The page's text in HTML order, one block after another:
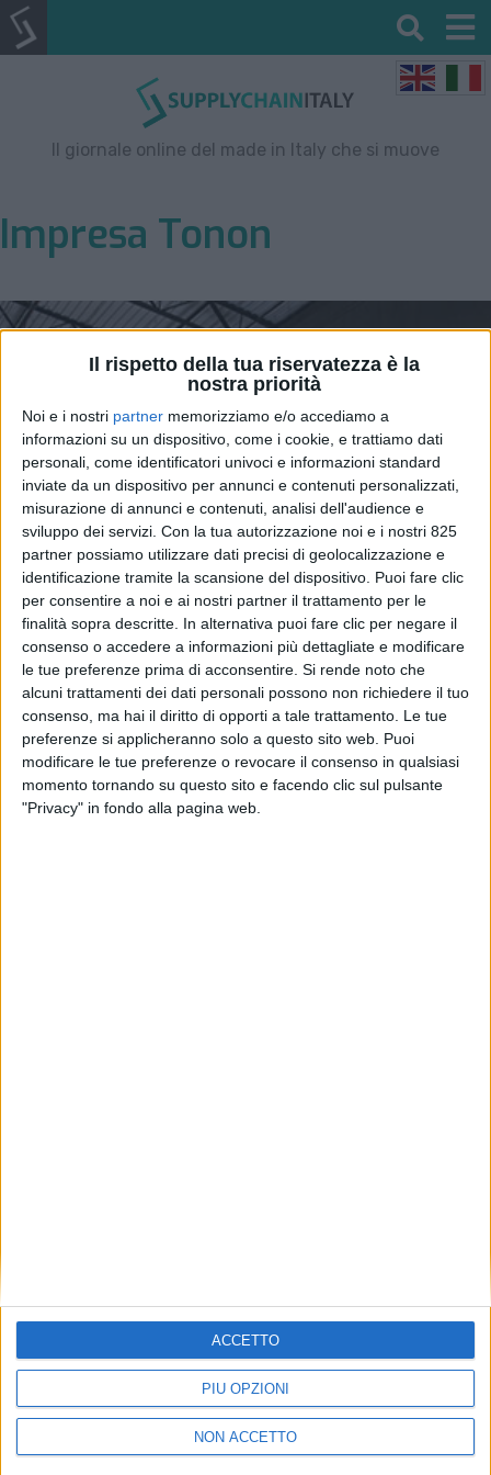
Il rispetto della tua riservatezza è la
nostra priorità
Noi e i nostri partner memorizziamo e/o accediamo a
informazioni su un dispositivo, come i cookie, e trattiamo dati
personali, come identificatori univoci e informazioni standard
inviate da un dispositivo per annunci e contenuti personalizzati,
misurazione di annunci e contenuti, analisi dell'audience e
sviluppo dei servizi. Con la tua autorizzazione noi e i nostri 825
partner possiamo utilizzare dati precisi di geolocalizzazione e
identificazione tramite la scansione del dispositivo. Puoi fare clic
per consentire a noi e ai nostri partner il trattamento per le
finalità sopra descritte. In alternativa puoi fare clic per negare il
consenso o accedere a informazioni più dettagliate e modificare
le tue preferenze prima di acconsentire. Si rende noto che
alcuni trattamenti dei dati personali possono non richiedere il tuo
consenso, ma hai il diritto di opporti a tale trattamento. Le tue
preferenze si applicheranno solo a questo sito web. Puoi
modificare le tue preferenze o revocare il consenso in qualsiasi
momento tornando su questo sito e facendo clic sul pulsante
"Privacy" in fondo alla pagina web.
PIÙ OPZIONI
NON ACCETTO
ACCETTO
Il giornale online del made in Italy che si muove
Impresa Tonon
Al via un nuovo fondo per
investimenti logistici nel Nord
Italia
LOGISTICA 28 FEBBRAIO 2024